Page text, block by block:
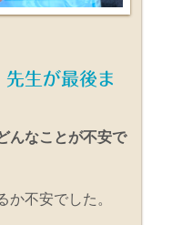
生が最後ま
んなことが不安で
不安でした。